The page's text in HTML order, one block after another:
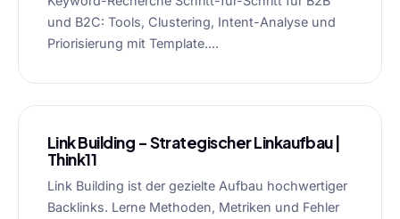
und B2C: Tools, Clustering, Intent-Analyse und
Priorisierung mit Template....
Link Building – Strategischer Linkaufbau |
Think11
Link Building ist der gezielte Aufbau hochwertiger
Backlinks. Lerne Methoden, Metriken und Fehler